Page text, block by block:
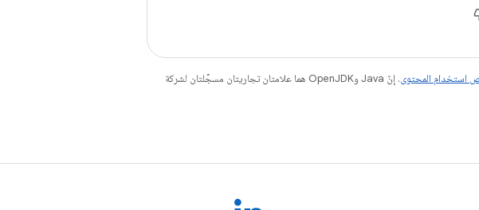
استخدام المحتوى
. إنّ Java وOpenJDK هما علامتان تجاريتان مسجَّلتان لشركة